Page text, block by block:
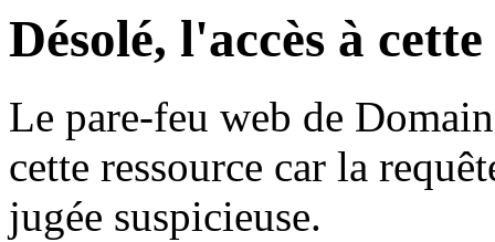
Désolé, l'accès à
Le pare-feu web de
cette ressource car la
jugée suspicieuse.